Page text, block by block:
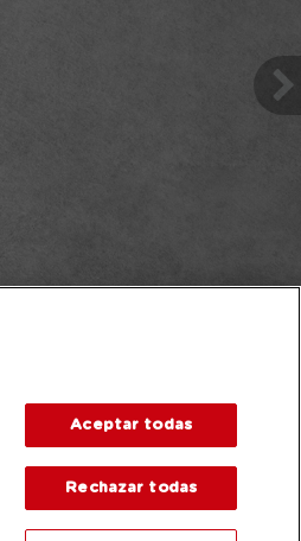
Aceptar todas
Rechazar todas